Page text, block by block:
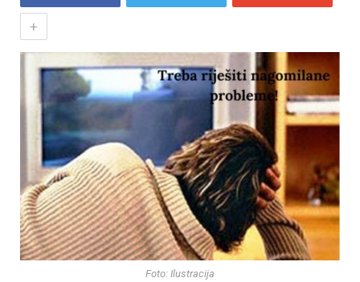
+
Foto: Ilustracija